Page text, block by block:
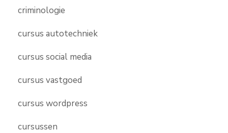
criminologie
cursus autotechniek
cursus social media
cursus vastgoed
cursus wordpress
cursussen